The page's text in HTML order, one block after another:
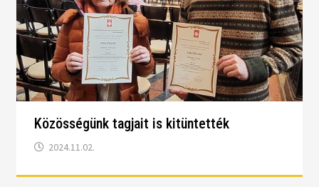
Közösségünk tagjait is kitüntették
2024.11.02.